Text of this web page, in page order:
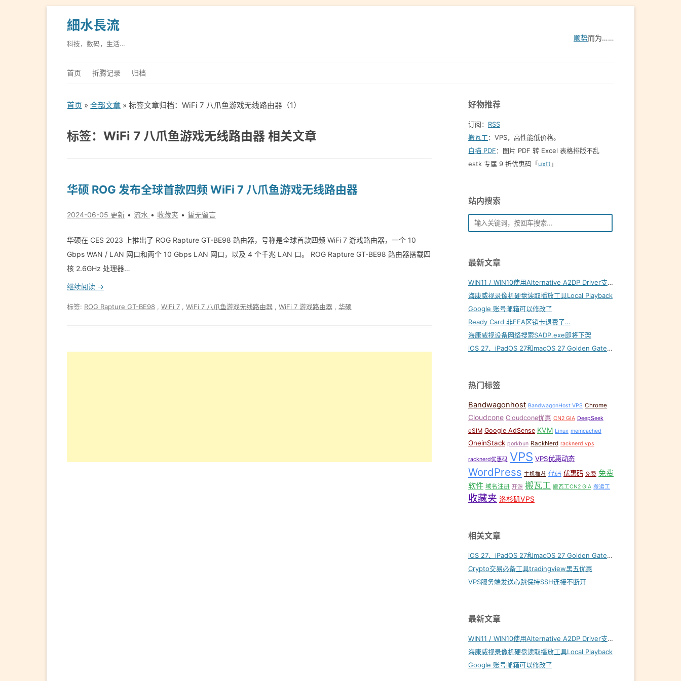
細水長流
科技，数码，生活…
顺势而为……
首页 折腾记录 归档
首页 » 全部文章 » 标签文章归档：WiFi 7 八爪鱼游戏无线路由器（1）
标签：WiFi 7 八爪鱼游戏无线路由器 相关文章
华硕 ROG 发布全球首款四频 WiFi 7 八爪鱼游戏无线路由器
2024-06-05 更新 流水 收藏夹 暂无留言
华硕在 CES 2023 上推出了 ROG Rapture GT-BE98 路由器，号称是全球首款四频 WiFi 7 游戏路由器，一个 10
Gbps WAN / LAN 网口和两个 10 Gbps LAN 网口，以及 4 个千兆 LAN 口。 ROG Rapture GT-BE98 路由器搭载四
核 2.6GHz 处理器…
继续阅读 →
标签: ROG Rapture GT-BE98 WiFi 7 WiFi 7 八爪鱼游戏无线路由器 WiFi 7 游戏路由器 华硕
好物推荐
订阅： RSS
搬瓦工：VPS，高性能低价格。️
白描 PDF：图片 PDF 转 Excel 表格排版不乱
estk 专属 9 折优惠码「uxtt 」
站内搜索
最新文章
WIN11 / WIN10使用Alternative A2DP Driver支持LDAC
海康威视录像机硬盘读取播放工具Local Playback
Google 账号邮箱可以修改了
Ready Card 非EEA区销卡退费了…
海康威视设备网络搜索SADP.exe即将下架
iOS 27、iPadOS 27和macOS 27 Golden Gate内置壁纸下载
热门标签
Bandwagonhost BandwagonHost VPS Chrome
Cloudcone Cloudcone优惠 CN2 GIA DeepSeek
eSIM Google AdSense KVM Linux memcached
OneinStack porkbun RackNerd racknerd vps
racknerd优惠码 VPS VPS优惠动态
WordPress 主机推荐 代码 优惠码 免费 免费
软件 域名注册 开源 搬瓦工 搬瓦工CN2 GIA 搬运工
收藏夹 洛杉矶VPS
相关文章
iOS 27、iPadOS 27和macOS 27 Golden Gate内置壁纸下载
Crypto交易必备工具tradingview黑五优惠
VPS服务端发送心跳保持SSH连接不断开
最新文章
WIN11 / WIN10使用Alternative A2DP Driver支持LDAC
海康威视录像机硬盘读取播放工具Local Playback
Google 账号邮箱可以修改了